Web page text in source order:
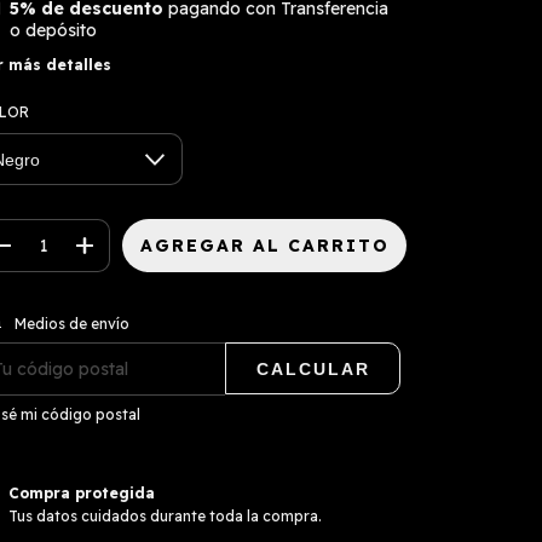
5% de descuento pagando con Transferencia
o depósito
más detalles
para el CP:
Medios de envío
CALCULAR
mi código postal
Compra protegida
Tus datos cuidados durante toda la compra.